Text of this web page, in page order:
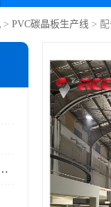
> PVC碳晶板生产线 >
维护墙板设备